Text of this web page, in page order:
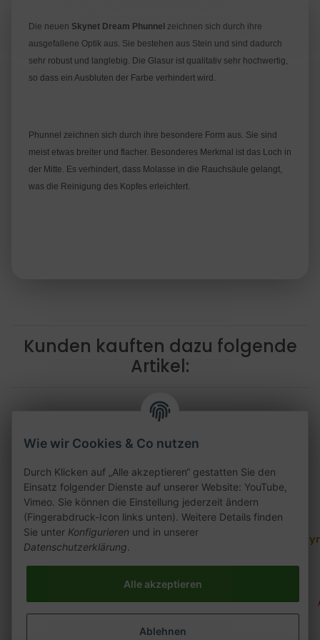
Die neuen Skynet Dream Phunnel zeichnen sich durch ihre
ausgefallene Optik aus. Sie bestehen aus Stein und sind dadurch
sehr robust und langlebig. Die Glasur ist qualitativ sehr hochwertig,
so dass ein Ausbluten der Farbe verhindert wird.
Phunnel zeichnen sich durch ihre besondere Form aus. Sie sind
meist etwas breiter und flacher. Besonderes Merkmal ist das Loch in
der Mitte. Es verhindert, dass Molasse in die Rauchsäule gelangt,
was die Reinigung des Kopfes erleichtert.
Kunden kauften dazu folgende
Artikel:
Skynet Dream Phunnel
purple
Alter Preis:7,00 €
Skynet Dream Phunnel
7,00 €
Alter Preis:7,00 €
Wie wir Cookies & Co nutzen
Durch Klicken auf „Alle akzeptieren“ gestatten Sie den
Einsatz folgender Dienste auf unserer Website: YouTube,
Vimeo. Sie können die Einstellung jederzeit ändern
(Fingerabdruck-Icon links unten). Weitere Details finden
Sie unter Konfigurieren und in unserer
Datenschutzerklärung.
Alle akzeptieren
Ablehnen